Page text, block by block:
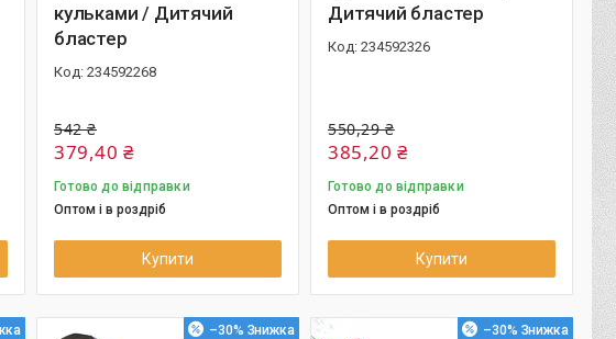
кульками / Дитячий
бластер
234592268
542 ₴
379,40 ₴
Готово до відправки
Оптом і в роздріб
Купити
Дитячий бластер
234592326
550,29 ₴
385,20 ₴
Готово до відправки
Оптом і в роздріб
Купити
–30% –30%